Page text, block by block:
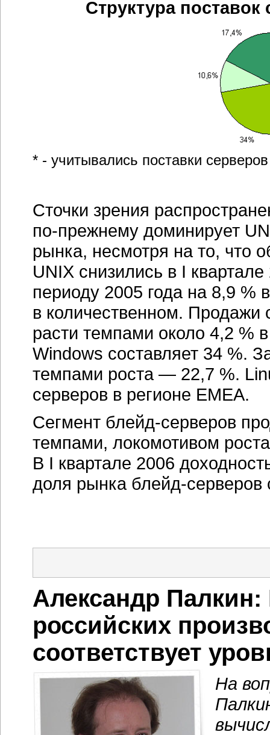
Структура поставок
* - учитывались поставки
Сточки зрения
по-прежнему доминирует
рынка, несмотря на то, что
UNIX снизились в I
периоду 2005 года на 8,9
в количественном. Продажи
расти темпами около 4,2 %
Windows составляет 34 %.
темпами роста — 22,7 %.
серверов в регионе ЕМЕА.
Сегмент блейд-серверов
темпами, локомотивом
В I квартале 2006
доля рынка блейд-серверов
Александр Палкин:
российских
соответствует
На